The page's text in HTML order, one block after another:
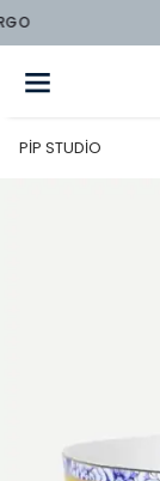
PİP STUDİO